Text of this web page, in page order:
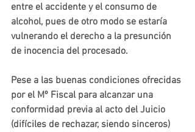
entre el accidente y el consumo de
alcohol, pues de otro modo se estaría
vulnerando el derecho a la presunción
de inocencia del procesado.
Pese a las buenas condiciones ofrecidas
por el Mº Fiscal para alcanzar una
conformidad previa al acto del Juicio
(difíciles de rechazar, siendo sinceros)